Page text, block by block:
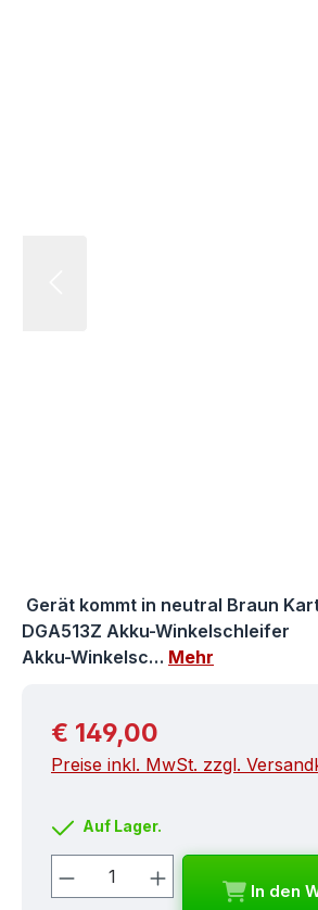
Gerät kommt in neutral Braun
DGA513Z Akku-Winkelschleifer
Akku-Winkelsc… Mehr
Regulärer Preis:
€ 149,00
Preise inkl. MwSt. zzgl.
Auf Lager.
Produkt Anzahl: Gib
In den